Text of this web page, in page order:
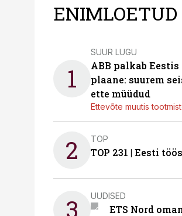
ENIMLOETUD
1
SUUR LUGU
ABB palkab
plaane: suurem
ette müüdud
Ettevõte muutis
2 TOP
TOP 231 | Eesti
3 UUDISED
ETS Nord